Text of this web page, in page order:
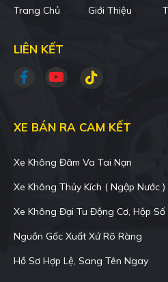
Trang Chủ Giới Thiệu
LIÊN KẾT
XE BÁN RA CAM KẾT
Xe Không Đâm Va Tai Nạn
Xe Không Thủy Kích ( Ngập Nước )
Xe Không Đại Tu Động Cơ, Hộp Số
Nguồn Gốc Xuất Xứ Rõ Ràng
Hồ Sơ Hợp Lệ, Sang Tên Ngay